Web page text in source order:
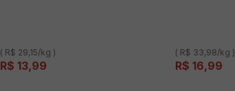
( R$ 29,15/kg )
R$ 13,99
( R$ 33,98/kg )
R$ 16,99